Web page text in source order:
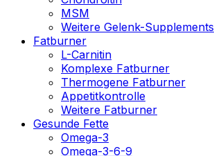
MSM
Weitere Gelenk-Supplements
Fatburner
L-Carnitin
Komplexe Fatburner
Thermogene Fatburner
Appetitkontrolle
Weitere Fatburner
Gesunde Fette
Omega-3
Omega-3-6-9